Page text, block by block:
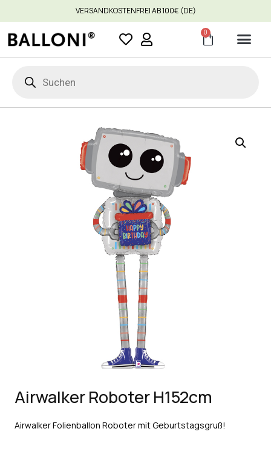
VERSANDKOSTENFREI AB 100€ (DE)
0
Airwalker Roboter H152cm
Airwalker Folienballon Roboter mit Geburtstagsgruß!